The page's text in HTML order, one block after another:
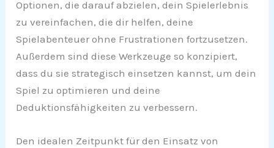
Optionen, die darauf abzielen, dein Spielerlebnis
zu vereinfachen, die dir helfen, deine
Spielabenteuer ohne Frustrationen fortzusetzen.
Außerdem sind diese Werkzeuge so konzipiert,
dass du sie strategisch einsetzen kannst, um dein
Spiel zu optimieren und deine
Deduktionsfähigkeiten zu verbessern.
Den idealen Zeitpunkt für den Einsatz von